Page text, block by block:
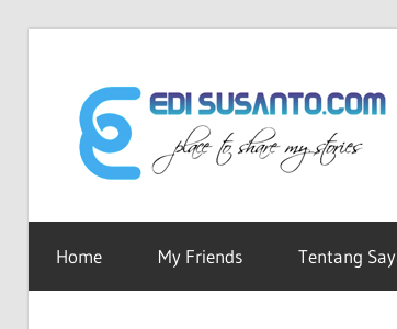
content
ku
Untuk
Berbagi
Home My Friends Tentang